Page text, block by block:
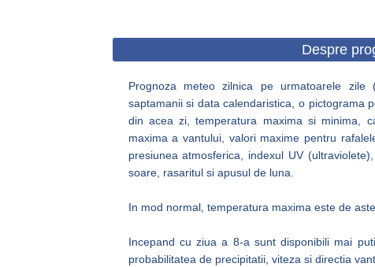
Despre
Prognoza meteo zilnica pe urmatoarele zile
saptamanii si data calendaristica, o pictograma
din acea zi, temperatura maxima si minima,
maxima a vantului, valori maxime pentru
presiunea atmosferica, indexul UV
soare, rasaritul si apusul de luna.
In mod normal, temperatura maxima este de
Incepand cu ziua a 8-a sunt disponibili mai
probabilitatea de precipitatii, viteza si directia